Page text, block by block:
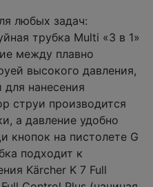
любых задач:
трубка Multi «3 в 1»
между плавно
высокого давления,
нанесения
струи производится
а давление удобно
кнопок на пистолете G
подходит к
Kärcher K 7 Full